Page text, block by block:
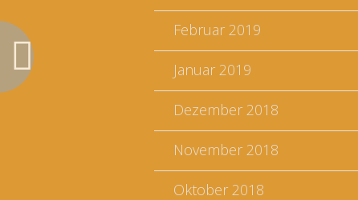
Februar 2019
Januar 2019
Dezember 2018
November 2018
Oktober 2018